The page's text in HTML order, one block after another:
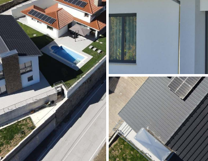
Moradia em Vale de
Cambra
Antracite
Vale de Cambra
©Ricardo Junqueira
Moradia em Vale de Cambra
Antracite
Vale de Cambra
©Ricardo Junqueira